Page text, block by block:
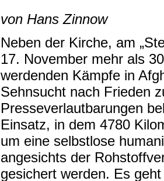
von Hans Zinnow
Neben der Kirche, am
17. November mehr als
werdenden Kämpfe in
Sehnsucht nach Frieden
Presseverlautbarungen
Einsatz, in dem 4780
um eine selbstlose
angesichts der
gesichert werden. Es